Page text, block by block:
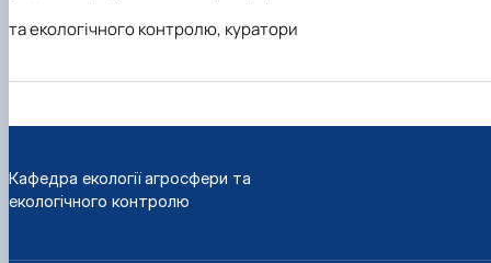
та екологічного контролю, куратори
Кафедра екології агросфери та
екологічного контролю